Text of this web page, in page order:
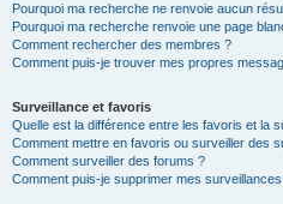
Pourquoi ma recherche ne renvoie aucun
Pourquoi ma recherche renvoie une page
Comment rechercher des membres ?
Comment puis-je trouver mes propres
Surveillance et favoris
Quelle est la différence entre les favoris et la
Comment mettre en favoris ou surveiller des
Comment surveiller des forums ?
Comment puis-je supprimer mes